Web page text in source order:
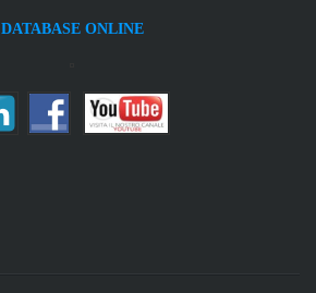
DATABASE ONLINE